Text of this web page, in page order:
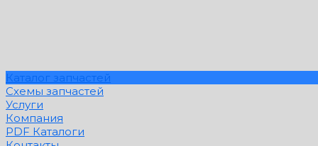
Каталог запчастей
Схемы запчастей
Услуги
Компания
PDF Каталоги